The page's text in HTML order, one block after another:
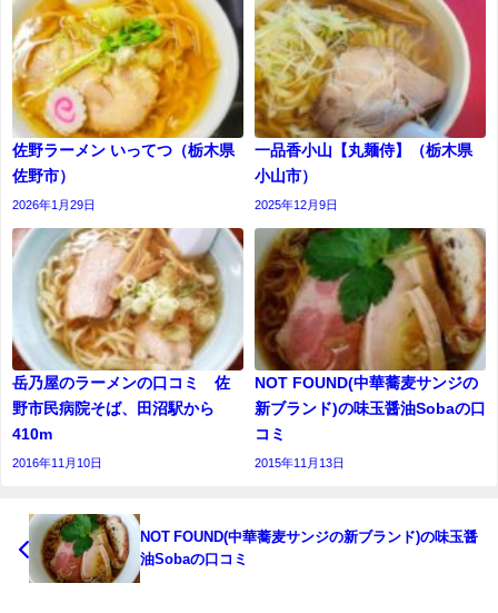
佐野ラーメン いってつ（栃木県
佐野市）
2026年1月29日
一品香小山【丸麺侍】（栃木県
小山市）
2025年12月9日
岳乃屋のラーメンの口コミ 佐
野市民病院そば、田沼駅から
410m
2016年11月10日
NOT FOUND(中華蕎麦サンジの
新ブランド)の味玉醤油Sobaの口
コミ
2015年11月13日
NOT FOUND(中華蕎麦サンジの新ブランド)の味玉醤
油Sobaの口コミ